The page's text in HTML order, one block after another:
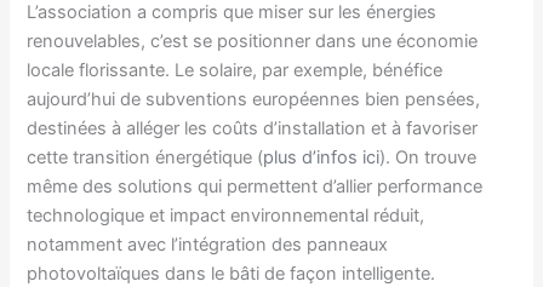
L’association a compris que miser sur les énergies
renouvelables, c’est se positionner dans une économie
locale florissante. Le solaire, par exemple, bénéfice
aujourd’hui de subventions européennes bien pensées,
destinées à alléger les coûts d’installation et à favoriser
cette transition énergétique (plus d’infos ici). On trouve
même des solutions qui permettent d’allier performance
technologique et impact environnemental réduit,
notamment avec l’intégration des panneaux
photovoltaïques dans le bâti de façon intelligente.